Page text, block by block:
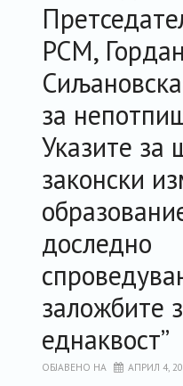
РСМ,
за
Указите за
законски
доследно
заложбите
еднаквост”
ОБЈАВЕНО НА АПРИЛ 4,